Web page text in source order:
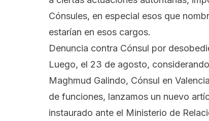
Cónsules, en especial esos que
estarían en esos cargos.
Denuncia contra Cónsul por
Luego, el 23 de agosto,
Maghmud Galindo, Cónsul en
de funciones, lanzamos un nuevo
instaurado ante el Ministerio de